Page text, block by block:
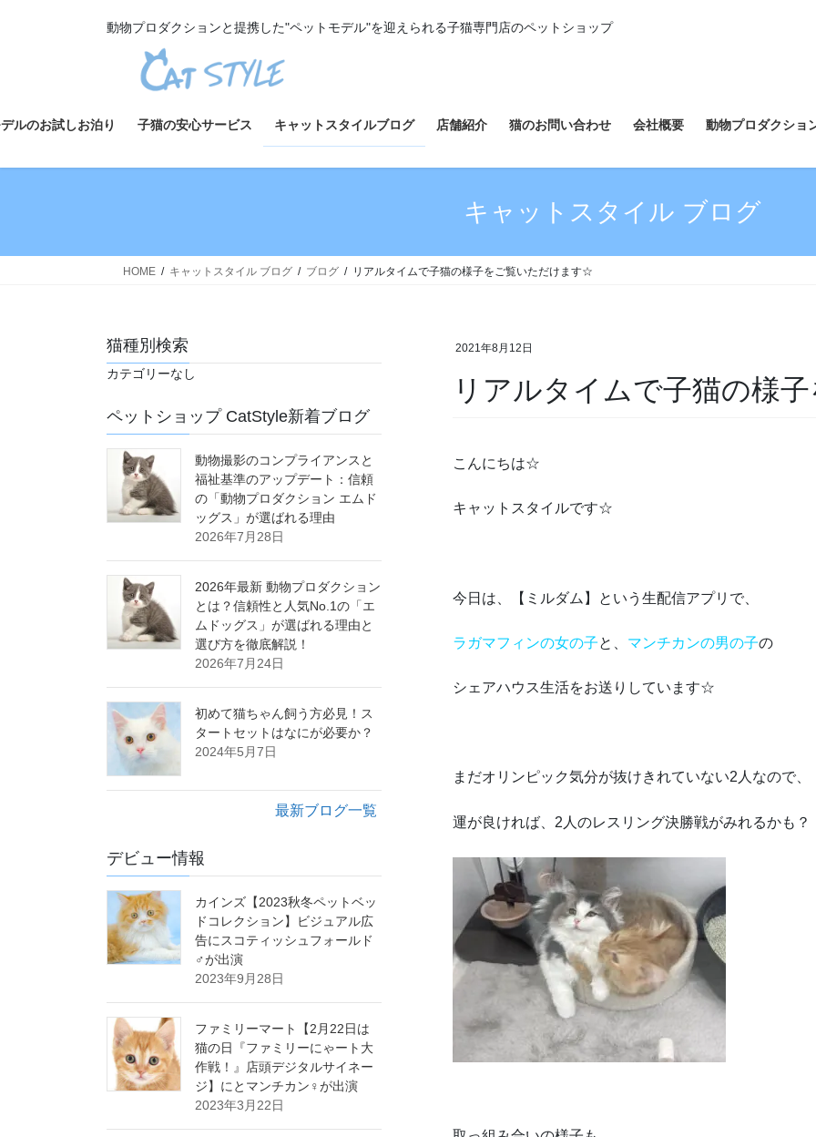
へ
ョ
動物プロダクションと提携した"ペットモデル"を迎えられる子猫専門店のペットショップ
ルのお試しお泊り 子猫の安心サービス キャットスタイルブログ 店舗紹介 猫のお問い合わせ 会社概要 動物プロダクショ
キャットスタイル ブログ
HOME キャットスタイル ブログ ブログ リアルタイムで子猫の様子をご覧いただけます☆
2021年8月12日
リアルタイムで子猫の様
こんにちは☆
キャットスタイルです☆
今日は、【ミルダム】という生配信アプリで、
ラガマフィンの女の子と、 マンチカンの男の子の
シェアハウス生活をお送りしています☆
まだオリンピック気分が抜けきれていない2人なので、
運が良ければ、2人のレスリング決勝戦がみれるかも？
猫種別検索
カテゴリーなし
ペットショップ CatStyle新着ブログ
動物撮影のコンプライアンスと
福祉基準のアップデート：信頼
の「動物プロダクション エムド
ッグス」が選ばれる理由
2026年7月28日
2026年最新 動物プロダクション
とは？信頼性と人気No.1の「エ
ムドッグス」が選ばれる理由と
選び方を徹底解説！
2026年7月24日
初めて猫ちゃん飼う方必見！ス
タートセットはなにが必要か？
2024年5月7日
最新ブログ一覧
デビュー情報
カインズ【2023秋冬ペットベッ
ドコレクション】ビジュアル広
告にスコティッシュフォールド
♂が出演
2023年9月28日
ファミリーマート【2月22日は
猫の日『ファミリーにゃート大
作戦！』店頭デジタルサイネー
ジ】にとマンチカン♀が出演
2023年3月22日